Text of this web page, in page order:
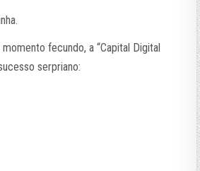
fecundo, a “Capital Digital
serpriano: